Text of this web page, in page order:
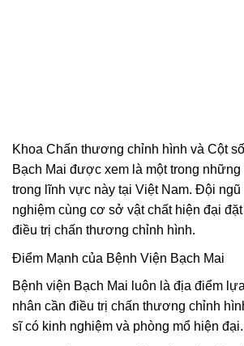
Khoa Chấn thương chỉnh hình và Cột
Bạch Mai được xem là một trong
trong lĩnh vực này tại Việt Nam. Đội ngũ
nghiệm cùng cơ sở vật chất hiện đại
điều trị chấn thương chỉnh hình.
Điểm Mạnh của Bệnh Viện Bạch Mai
Bệnh viện Bạch Mai luôn là địa điểm
nhân cần điều trị chấn thương chỉnh
sĩ có kinh nghiệm và phòng mổ hiện đại.